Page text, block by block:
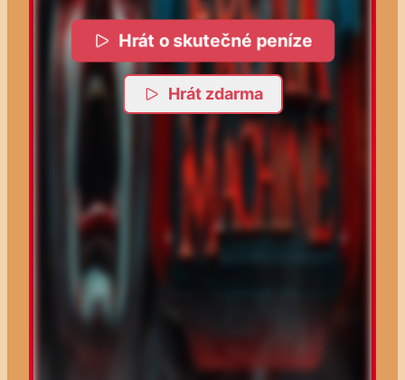
Hrát o skutečné peníze
Hrát zdarma